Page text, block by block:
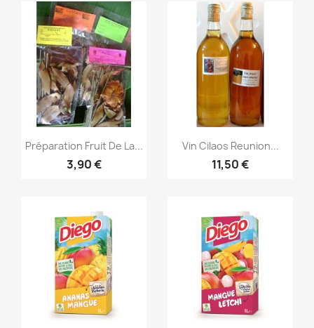
Aperçu rapide
Préparation Fruit De La...
3,90 €
Aperçu rapide
Vin Cilaos Reunion...
11,50 €